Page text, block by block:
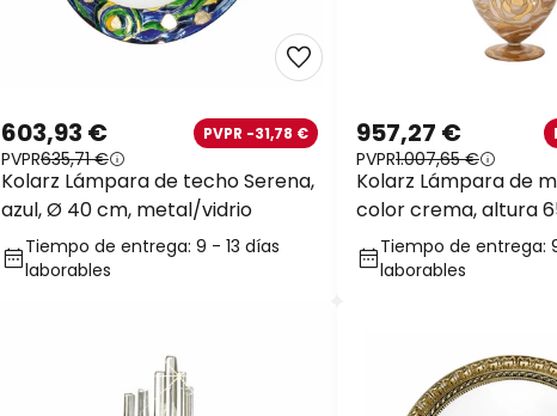
Kolarz Lámpara de techo Serena,
azul, Ø 40 cm, metal/vidrio
603,93 € PVPR -31,78 €
PVPR635,71 €
Tiempo de entrega: 9 - 13 días
laborables
Kolarz Lámpara de
color crema, altura
957,27 €
PVPR1.007,65 €
Tiempo de entrega:
laborables